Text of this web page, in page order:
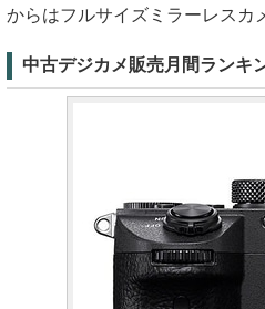
からはフルサイズミラーレスカ
中古デジカメ販売月間ランキ